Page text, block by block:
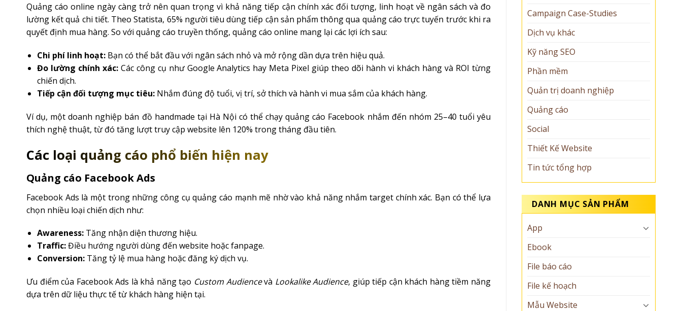
Quảng cáo online ngày càng trở nên quan trọng vì khả năng tiếp cận chính xác đối tượng, linh hoạt về ngân sách và đo
lường kết quả chi tiết. Theo Statista, 65% người tiêu dùng tiếp cận sản phẩm thông qua quảng cáo trực tuyến trước khi ra
quyết định mua hàng. So với quảng cáo truyền thống, quảng cáo online mang lại các lợi ích sau:
Chi phí linh hoạt:Bạn có thể bắt đầu với ngân sách nhỏ và mở rộng dần dựa trên hiệu quả.
Đo lường chính xác:Các công cụ như Google Analytics hay Meta Pixel giúp theo dõi hành vi khách hàng và ROI từng
chiến dịch.
Tiếp cận đối tượng mục tiêu:Nhắm đúng độ tuổi, vị trí, sở thích và hành vi mua sắm của khách hàng.
Ví dụ, một doanh nghiệp bán đồ handmade tại Hà Nội có thể chạy quảng cáo Facebook nhắm đến nhóm 25–40 tuổi yêu
thích nghệ thuật, từ đó tăng lượt truy cập website lên 120% trong tháng đầu tiên.
Các loại quảng cáo phổ biến hiện nay
Quảng cáo Facebook Ads
Facebook Ads là một trong những công cụ quảng cáo mạnh mẽ nhờ vào khả năng nhắm target chính xác. Bạn có thể lựa
chọn nhiều loại chiến dịch như:
Awareness:Tăng nhận diện thương hiệu.
Traffic:Điều hướng người dùng đến website hoặc fanpage.
Conversion:Tăng tỷ lệ mua hàng hoặc đăng ký dịch vụ.
Ưu điểm của Facebook Ads là khả năng tạo Custom Audiencevà Lookalike Audience, giúp tiếp cận khách hàng tiềm năng
dựa trên dữ liệu thực tế từ khách hàng hiện tại.
Campaign Case-Studies
Dịch vụ khác
Kỹ năng SEO
Phần mềm
Quản trị doanh nghiệp
Quảng cáo
Social
Thiết Kế Website
Tin tức tổng hợp
DANH MỤC SẢN PHẨM
App
Ebook
File báo cáo
File kế hoạch
Mẫu Website